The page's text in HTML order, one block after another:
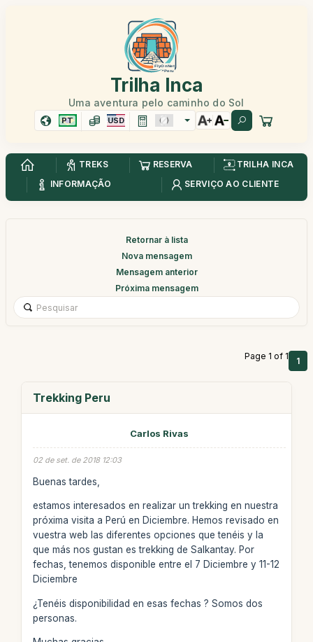
Trilha Inca
Uma aventura pelo caminho do Sol
PT USD
TREKS RESERVA
TRILHA INCA
INFORMAÇÃO
SERVIÇO AO CLIENTE
Retornar à lista
Nova mensagem
Mensagem anterior
Próxima mensagem
Page 1 of 1 1
Trekking Peru
Carlos Rivas
02 de set. de 2018 12:03
Buenas tardes,
estamos interesados en realizar un trekking en nuestra
próxima visita a Perú en Diciembre. Hemos revisado en
vuestra web las diferentes opciones que tenéis y la
que más nos gustan es trekking de Salkantay. Por
fechas, tenemos disponible entre el 7 Diciembre y 11-12
Diciembre
¿Tenéis disponibilidad en esas fechas ? Somos dos
personas.